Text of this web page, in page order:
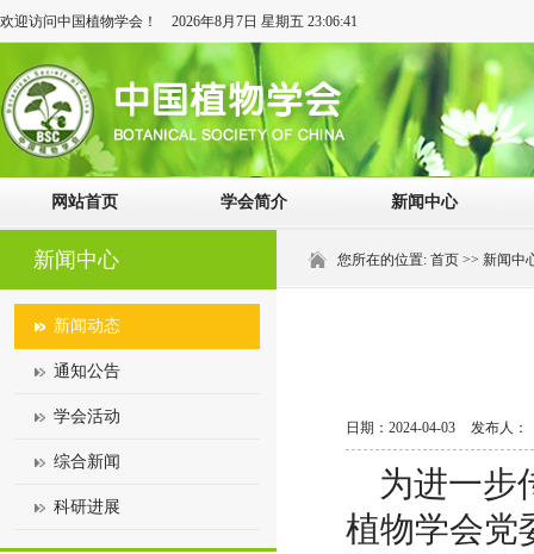
欢迎访问中国植物学会！ 2026年8月7日 星期五 23:06:41
网站首页 学会简介 新闻中心
您所在的位置: 首页 >> 新闻中
新闻中心
新闻动态
通知公告
学会活动
综合新闻
科研进展
日期：2024-04-03 发布人：
为进一步
植物学会党